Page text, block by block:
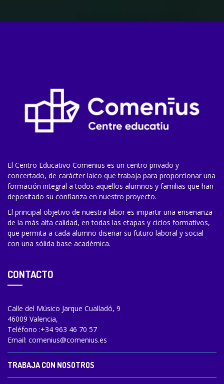
El Centro Educativo Comenius es un centro privado y
concertado, de carácter laico que trabaja para proporcionar una
formación integral a todos aquellos alumnos y familias que han
depositado su confianza en nuestro proyecto.
El principal objetivo de nuestra labor es impartir una enseñanza
de la más alta calidad, en todas las etapas y ciclos formativos,
que permita a cada alumno diseñar su futuro laboral y social
con una sólida base académica.
CONTACTO
Calle del Músico Jarque Cualladó, 9
46009 Valencia,
Teléfono :+34 963 46 70 57
Email: comenius@comenius.es
TRABAJA CON NOSOTROS